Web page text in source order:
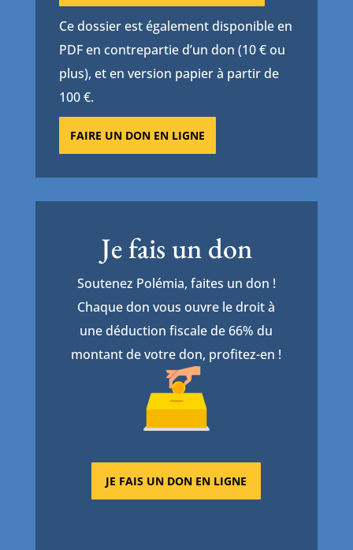
Ce dossier est également disponible en
PDF en contrepartie d’un don (10 € ou
plus), et en version papier à partir de
100 €.
FAIRE UN DON EN LIGNE
Je fais un don
Soutenez Polémia, faites un don !
Chaque don vous ouvre le droit à
une déduction fiscale de 66% du
montant de votre don, profitez-en !
JE FAIS UN DON EN LIGNE